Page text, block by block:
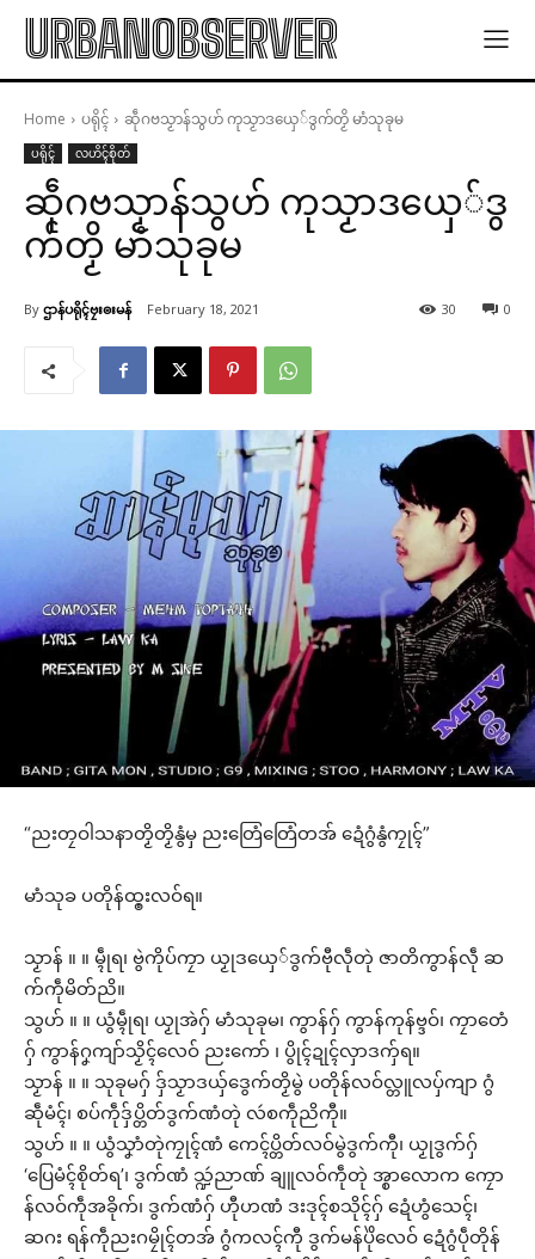
URBANOBSERVER
Home ပရိုၚ် ဆဵုဂဗသၟာန်သွဟ် ကုသၟာဒယှေ်ဒွက်တၟိ မာံသုခုမ
ပရိုၚ် လဟိၚ်စိုတ်
ဆဵုဂဗသၟာန်သွဟ် ကုသၟာဒယှေ်ဒွ
က်တၟိ မာံသုခုမ
By ဌာန်ပရိုၚ်ဗၠးၜးမန် February 18, 2021 0
30
“ညးတၠဝါသနာတၟိတၟိနွံမှ ညးတြေံတြေံတအ် ဍေံဂွံနွံကၠုၚ်”
မာံသုခ ပတိုန်ထ္ၜးလဝ်ရ။
သၟာန် ။ ။ မ္ၚဵုရ၊ ဗွဲကိုပ်ကၠာ ယၟုဒယှေ်ဒွက်ဗီုလဵုတုဲ ဇာတိကွာန်လဵု ဆ
က်ကဵုမိတ်ညိ။
သွဟ် ။ ။ ယွံမ္ၚဵုရ၊ ယၟုအဲဂှ် မာံသုခုမ၊ ကွာန်ဂှ် ကွာန်ကုန်ဗ္ဒဝ်၊ ကၠာတေံ
ဂှ် ကွာန်ဂၞကျာ်သၟိၚ်လေဝ် ညးကော် ၊ ပွိုၚ်ဍုၚ်လှာဒကှ်ရ။
သၟာန် ။ ။ သုခုမဂှ် ဒှ်သၟာဒယှ်ဒွေက်တၟိမွဲ ပတိုန်လဝ်လ္တူလပှ်ကျာ ဂွံ
ဆဵုမံၚ်၊ စပ်ကဵုဒှ်ပ္တိတ်ဒွက်ဏံတုဲ လဴစကဵုညိကီု။
သွဟ် ။ ။ ယွံသၞာံတုဲကၠုၚ်ဏံ ကေၚ်ပ္တိတ်လဝ်မွဲဒွက်ကီု၊ ယၟုဒွက်ဂှ်
‘ပြေမံၚ်စိုတ်ရ’၊ ဒွက်ဏံ သ္ဍဴညာဏ် ချူလဝ်ကဵုတုဲ အ္စာလောက ကၠော
န်လဝ်ကဵုအခိုက်၊ ဒွက်ဏံဂှ် ဟီုဟဏံ ဒးဒုၚ်စသိုၚ်ဂှ် ဍေံဟွံသေၚ်၊
ဆဂး ရန်ကဵုညးဂမၠိုၚ်တအ် ဂွံကလၚ်ကီု ဒွက်မန်ပိုဲလေဝ် ဍေံဂွံပဵုတိုန်